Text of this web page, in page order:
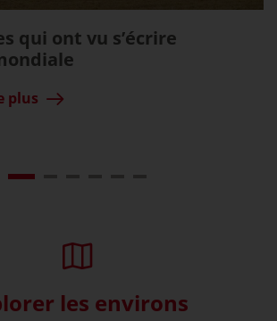
qui ont vu s’écrire
plus
les environs